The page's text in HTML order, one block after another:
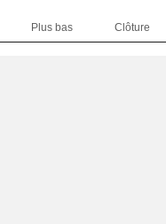
Plus bas Clôture